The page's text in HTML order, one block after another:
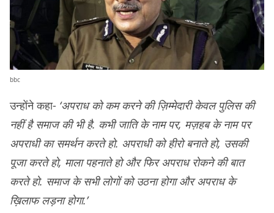
bbc
उन्होंने कहा- ‘अपराध को कम करने की ज़िम्मेदारी केवल पुलिस की
नहीं है समाज की भी है. कभी जाति के नाम पर, मज़हब के नाम पर
अपराधी का समर्थन करते हो. अपराधी को हीरो बनाते हो, उसकी
पूजा करते हो, माला पहनाते हो और फिर अपराध रोकने की बात
करते हो. समाज के सभी लोगों को उठना होगा और अपराध के
ख़िलाफ लड़ना होगा.’